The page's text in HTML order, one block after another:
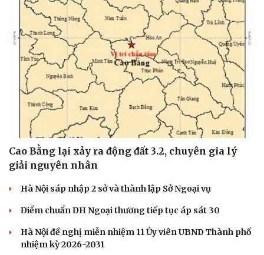
Du lịch
Tư vấn
Săn Tour
check-in
Podcast
Câu chuyện thời sự
Đọc truyện đêm khuya
Cửa sổ tình yêu
Kể chuyện cho bé
Hạt giống tâm hồn
Cao Bằng lại xảy ra động đất 3.2, chuyên gia lý
giải nguyên nhân
Hà Nội sáp nhập 2 sở và thành lập Sở Ngoại vụ
Điểm chuẩn ĐH Ngoại thương tiếp tục áp sát 30
Hà Nội đề nghị miễn nhiệm 11 Ủy viên UBND Thành phố
nhiệm kỳ 2026-2031